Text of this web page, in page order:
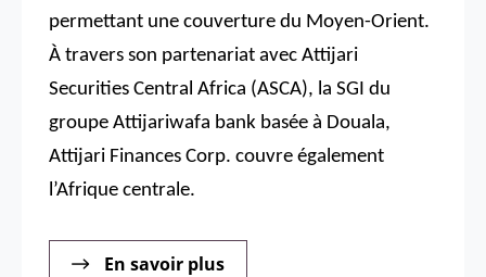
permettant une couverture du Moyen-Orient.
À travers son partenariat avec Attijari
Securities Central Africa (ASCA), la SGI du
groupe Attijariwafa bank basée à Douala,
Attijari Finances Corp. couvre également
l’Afrique centrale.
En savoir plus